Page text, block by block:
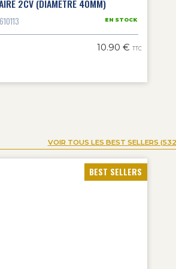
2CV (DIAMÈTRE 40MM)
EN STOCK
10.90 € TTC
VOIR TOUS LES BEST SELLERS
BEST SELLERS